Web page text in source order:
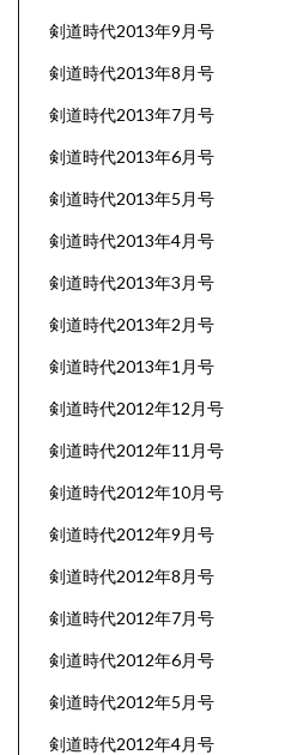
剣道時代2013年9月号
剣道時代2013年8月号
剣道時代2013年7月号
剣道時代2013年6月号
剣道時代2013年5月号
剣道時代2013年4月号
剣道時代2013年3月号
剣道時代2013年2月号
剣道時代2013年1月号
剣道時代2012年12月号
剣道時代2012年11月号
剣道時代2012年10月号
剣道時代2012年9月号
剣道時代2012年8月号
剣道時代2012年7月号
剣道時代2012年6月号
剣道時代2012年5月号
剣道時代2012年4月号